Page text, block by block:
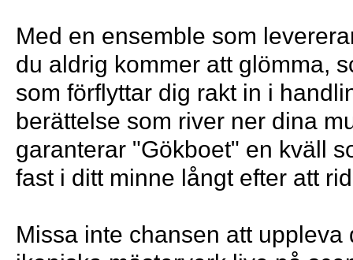
Med en ensemble som
du aldrig kommer att glömma,
som förflyttar dig rakt in i
berättelse som river ner dina
garanterar "Gökboet" en kväll
fast i ditt minne långt efter att
Missa inte chansen att uppleva